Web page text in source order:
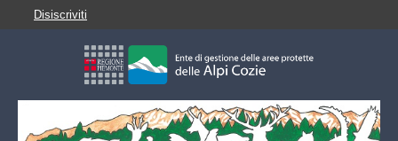
Disiscriviti